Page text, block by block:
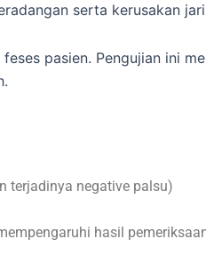
serta kerusakan
pasien. Pengujian ini
terjadinya negative palsu)
hasil